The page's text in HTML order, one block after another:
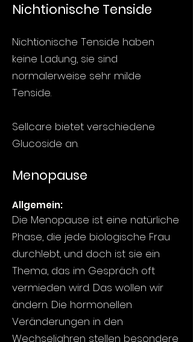
Nichtionische Tenside
Nichtionische Tenside haben
keine Ladung, sie sind
normalerweise sehr milde
Tenside.
Sellcare bietet verschiedene
Glucoside an.
​Menopause
Allgemein:
Die Menopause ist eine natürliche
Phase, die jede biologische Frau
durchlebt, und doch ist sie ein
Thema, das im Gespräch oft
vermieden wird. Das wollen wir
ändern. Die hormonellen
Veränderungen in den
Wechseljahren stellen besondere